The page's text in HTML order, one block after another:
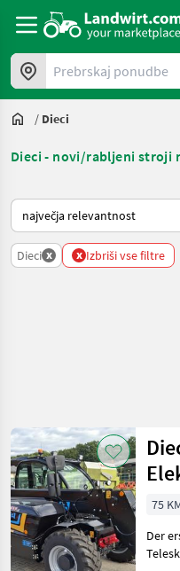
Prebrskaj ponudbe
/ Dieci
Dieci - novi/rabljeni stroji
Tako je razvrščeno na
Dieci x x Izbriši vse filtre
Kategorija 1
TRENUTNA
POT
Dieci
Ponastavi
Prikaži
rezultatov
75
Der